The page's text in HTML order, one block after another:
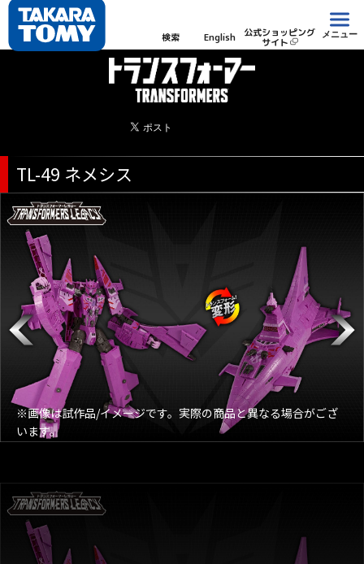
検索 English 公式ショッピング
サイト
メニュー
TL-49 ネメシス
※画像は試作品/イメージです。実際の商品と異なる場合がござ
います。